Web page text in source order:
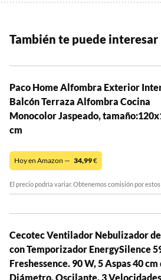
También te puede interesar
Paco Home Alfombra Exterior
Balcón Terraza Alfombra Cocina
Monocolor Jaspeado,
cm
Hoy en Amazon — 34,99€
El precio podría variar. Obtenemos comisión por
Cecotec Ventilador Nebulizador
con Temporizador EnergySilence
Freshessence. 90 W, 5 Aspas 40 cm
Diámetro, Oscilante, 3